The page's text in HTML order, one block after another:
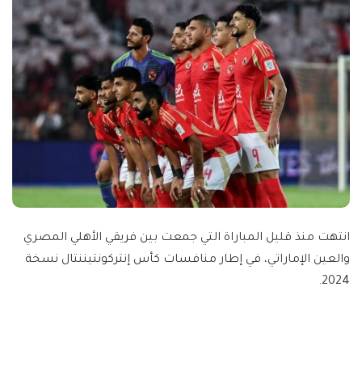
انتهت منذ قليل المباراة التي جمعت بين فريقي الأهلي المصري
والعين الإماراتي، في إطار منافسات كأس إنتركونتيننتال نسخة
2024.